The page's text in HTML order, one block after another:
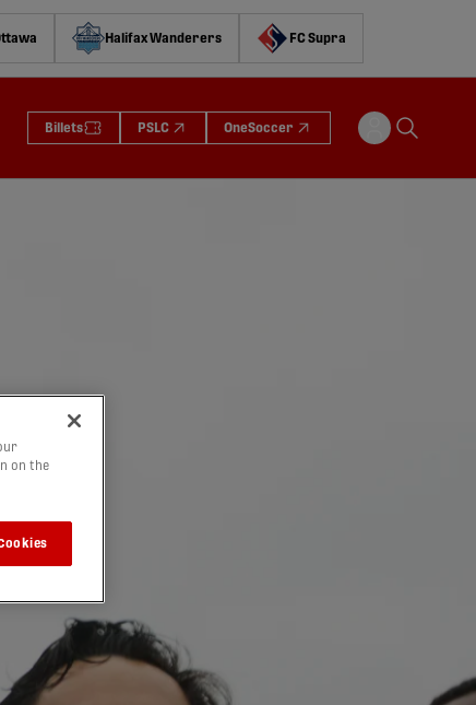
Halifax Wanderers FC Supra
Billets PSLC OneSoccer
on the